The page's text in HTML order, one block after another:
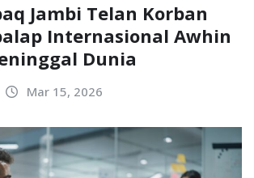
Jambi Telan Korban
Internasional Awhin
Dunia
Mar 15, 2026